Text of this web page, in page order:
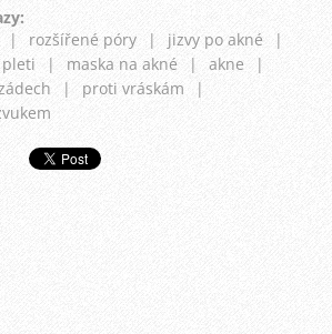
:
| rozšířené póry | jizvy po akné
|
| maska na akné | akne
|
| proti vráskám
|